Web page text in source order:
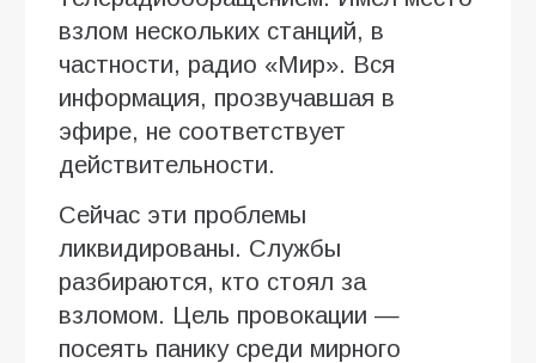
взлом нескольких станций, в
частности, радио «Мир». Вся
информация, прозвучавшая в
эфире, не соответствует
действительности.
Сейчас эти проблемы
ликвидированы. Службы
разбираются, кто стоял за
взломом. Цель провокации —
посеять панику среди мирного